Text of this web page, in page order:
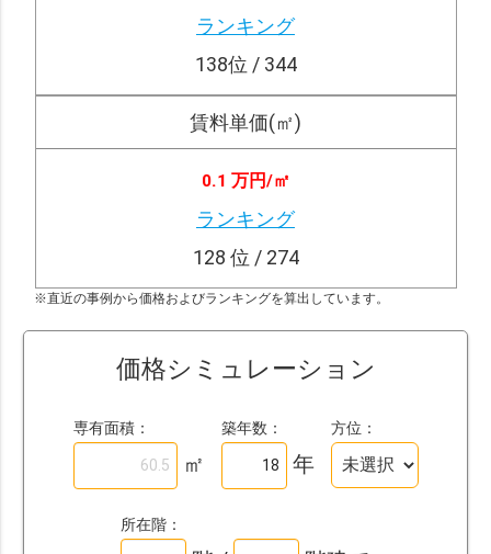
ランキング
138位 / 344
賃料単価(㎡)
0.1 万円/㎡
ランキング
128 位 / 274
※直近の事例から価格およびランキングを算出しています。
価格シミュレーション
専有面積：
㎡
築年数：
年
方位：
所在階：